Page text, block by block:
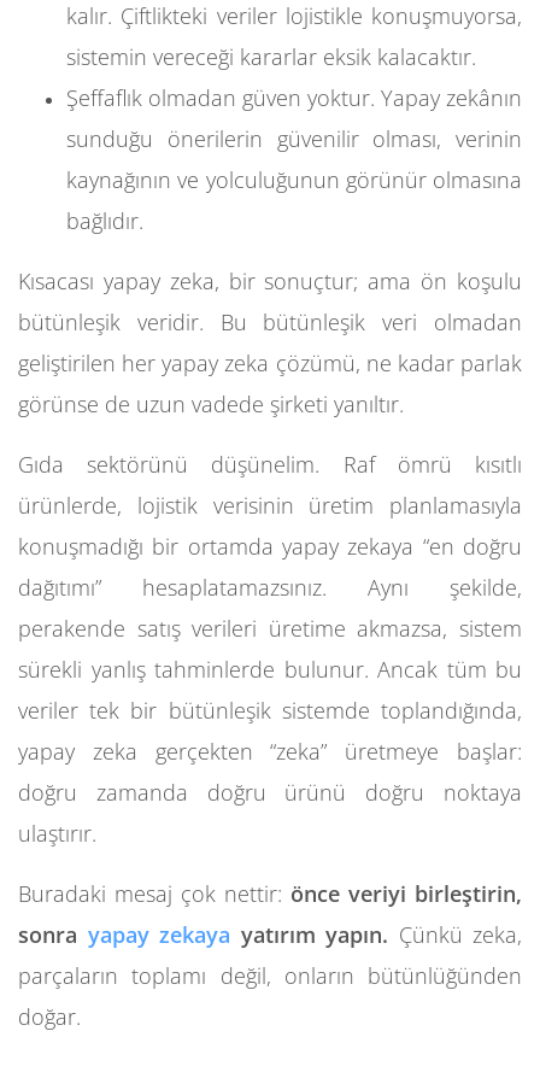
kalır. Çiftlikteki veriler lojistikle konuşmuyorsa,
sistemin vereceği kararlar eksik kalacaktır.
Şeffaflık olmadan güven yoktur. Yapay zekânın
sunduğu önerilerin güvenilir olması, verinin
kaynağının ve yolculuğunun görünür olmasına
bağlıdır.
Kısacası yapay zeka, bir sonuçtur; ama ön koşulu
bütünleşik veridir. Bu bütünleşik veri olmadan
geliştirilen her yapay zeka çözümü, ne kadar parlak
görünse de uzun vadede şirketi yanıltır.
Gıda sektörünü düşünelim. Raf ömrü kısıtlı
ürünlerde, lojistik verisinin üretim planlamasıyla
konuşmadığı bir ortamda yapay zekaya “en doğru
dağıtımı” hesaplatamazsınız. Aynı şekilde,
perakende satış verileri üretime akmazsa, sistem
sürekli yanlış tahminlerde bulunur. Ancak tüm bu
veriler tek bir bütünleşik sistemde toplandığında,
yapay zeka gerçekten “zeka” üretmeye başlar:
doğru zamanda doğru ürünü doğru noktaya
ulaştırır.
Buradaki mesaj çok nettir: önce veriyi birleştirin,
sonra yapay zekaya yatırım yapın. Çünkü zeka,
parçaların toplamı değil, onların bütünlüğünden
doğar.